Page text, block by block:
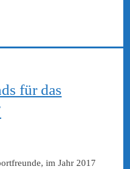
für das
im Jahr 2017